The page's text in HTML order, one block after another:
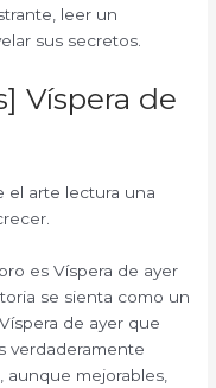
leer un
sus secretos.
Víspera de
el arte lectura una
es Víspera de ayer
se sienta como un
de ayer que
verdaderamente
mejorables,